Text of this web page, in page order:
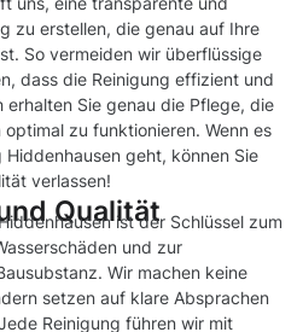
zu erstellen, die genau auf Ihre
So vermeiden wir überflüssige
dass die Reinigung effizient und
Sie genau die Pflege, die
zu funktionieren. Wenn es
geht, können Sie
verlassen!
Qualitätist der Schlüssel zum
und zur
Wir machen keine
setzen auf klare Absprachen
Reinigung führen wir mit